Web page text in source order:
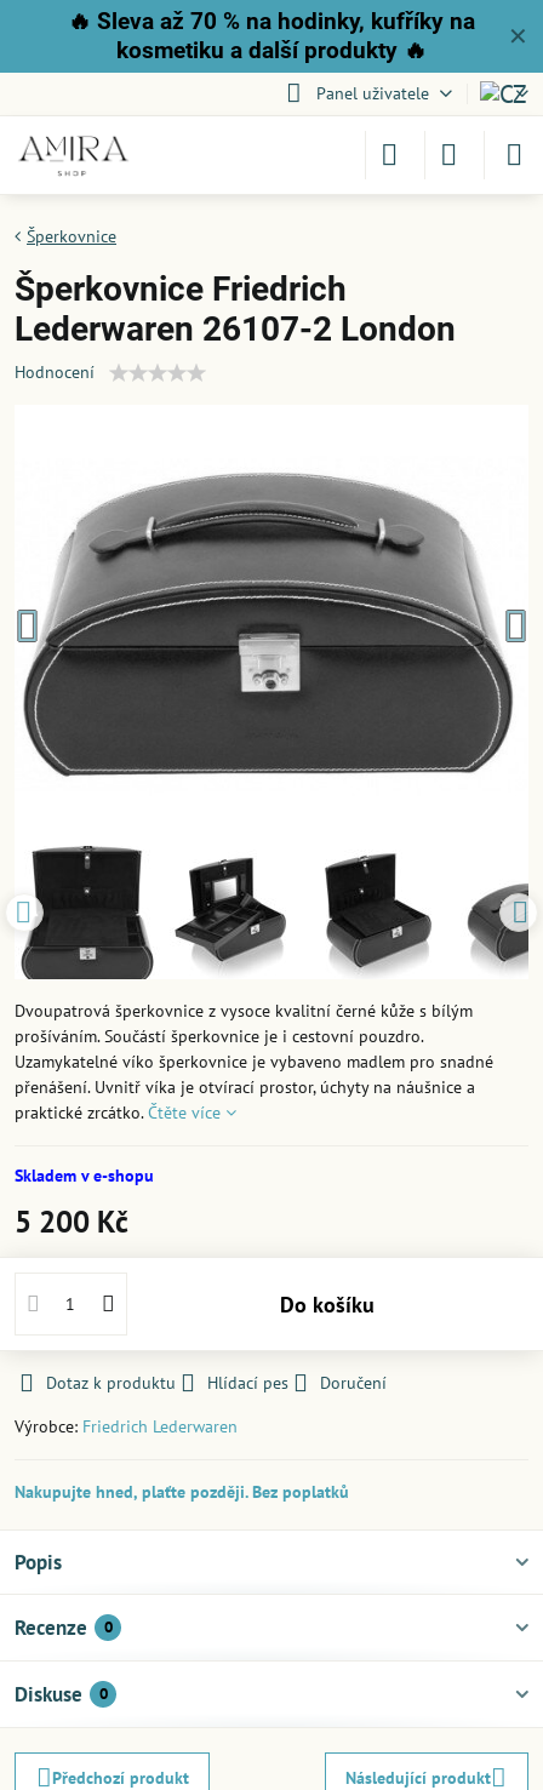
✕
🔥 Sleva až 70 % na hodinky, kufříky na
kosmetiku a další produkty 🔥
Panel uživatele
Šperkovnice
Šperkovnice Friedrich
Lederwaren 26107-2 London
Hodnocení
Dvoupatrová šperkovnice z vysoce kvalitní černé kůže s bílým
prošíváním. Součástí šperkovnice je i cestovní pouzdro.
Uzamykatelné víko šperkovnice je vybaveno madlem pro snadné
přenášení. Uvnitř víka je otvírací prostor, úchyty na náušnice a
praktické zrcátko.Čtěte více
Skladem v e-shopu
5 200 Kč
Do košíku
Dotaz k produktu Hlídací pes
Doručení
Výrobce: Friedrich Lederwaren
Nakupujte hned, plaťte později. Bez poplatků
Popis
Recenze 0
Diskuse 0
Předchozí produkt Následující produkt